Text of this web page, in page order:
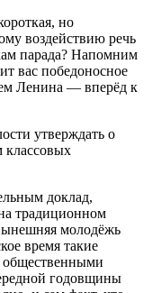
но
воздействию речь
парада? Напомним
вас победоносное
Ленина — вперёд к
утверждать о
классовых
доклад,
традиционном
молодёжь
время такие
общественными
годовщины